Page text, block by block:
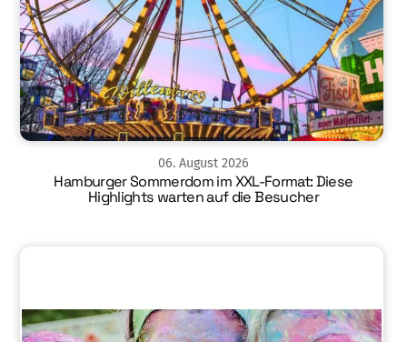
06. August 2026
Hamburger Sommerdom im XXL-Format: Diese
Highlights warten auf die Besucher